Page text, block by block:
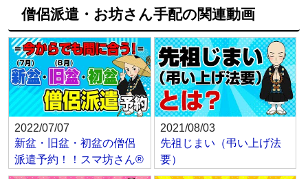
僧侶派遣・お坊さん手配の関連動画
2022/07/07
新盆・旧盆・初盆の僧侶
派遣予約！！スマ坊さん®
2021/08/03
先祖じまい（弔い上げ法
要）